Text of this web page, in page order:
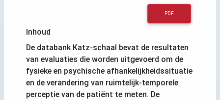
PDF
Inhoud
De databank Katz-schaal bevat de resultaten
van evaluaties die worden uitgevoerd om de
fysieke en psychische afhankelijkheidssituatie
en de verandering van ruimtelijk-temporele
perceptie van de patiënt te meten. De